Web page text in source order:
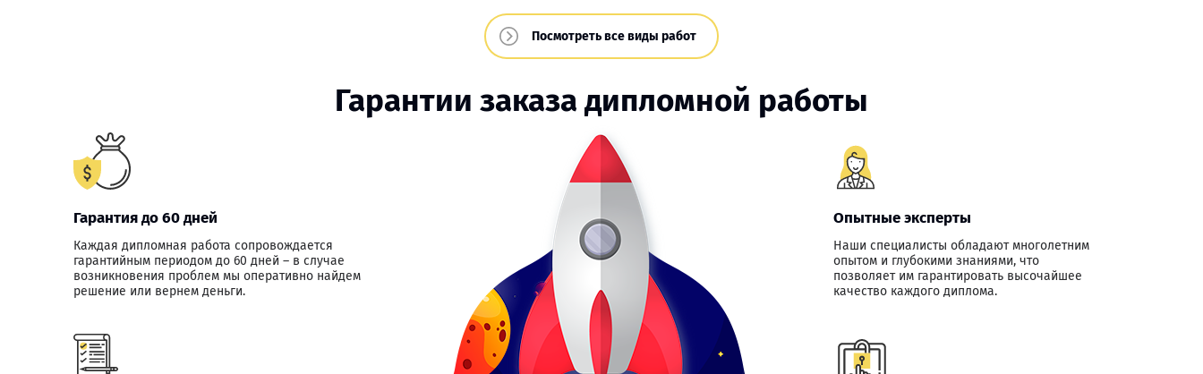
Посмотреть все виды работ
Гарантии заказа дипломной работы
Гарантия до 60 дней
Каждая дипломная работа сопровождается
гарантийным периодом до 60 дней – в случае
возникновения проблем мы оперативно найдем
решение или вернем деньги.
Опытные эксперты
Наши специалисты обладают многолетним
опытом и глубокими знаниями, что
позволяет им гарантировать высочайшее
качество каждого диплома.